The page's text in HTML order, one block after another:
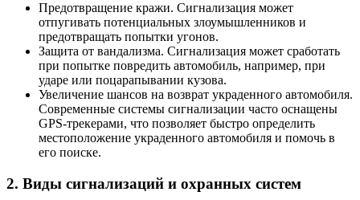
Предотвращение кражи. Сигнализация может
отпугивать потенциальных злоумышленников и
предотвращать попытки угонов.
Защита от вандализма. Сигнализация может сработать
при попытке повредить автомобиль, например, при
ударе или поцарапывании кузова.
Увеличение шансов на возврат украденного автомобиля.
Современные системы сигнализации часто оснащены
GPS-трекерами, что позволяет быстро определить
местоположение украденного автомобиля и помочь в
его поиске.
2. Виды сигнализаций и охранных систем